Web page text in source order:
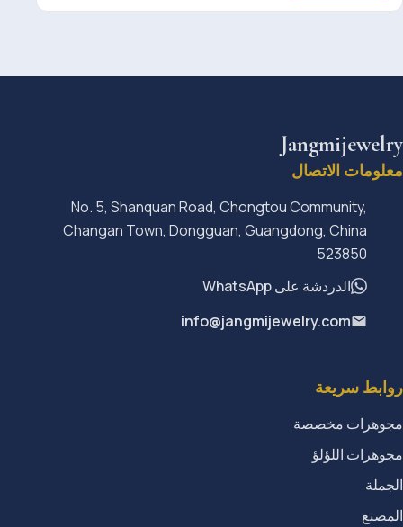
Jangmijewelry
معلومات الاتصال
No. 5, Shanquan Road, Chongtou Community,
Changan Town, Dongguan, Guangdong, China
523850
الدردشة على WhatsApp
info@jangmijewelry.com
روابط سريعة
مجوهرات مخصصة
مجوهرات اللؤلؤ
الجملة
المصنع